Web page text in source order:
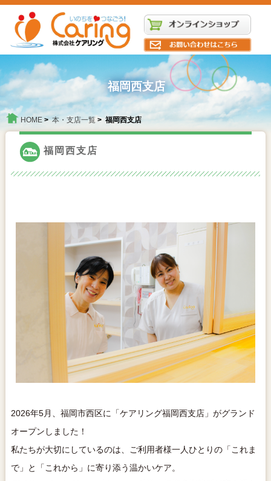
福岡西支店
HOME>本・支店一覧> 福岡西支店
福岡西支店
2026年5月、福岡市西区に「ケアリング福岡西支店」がグランド
オープンしました！
私たちが大切にしているのは、ご利用者様一人ひとりの「これま
で」と「これから」に寄り添う温かいケア。